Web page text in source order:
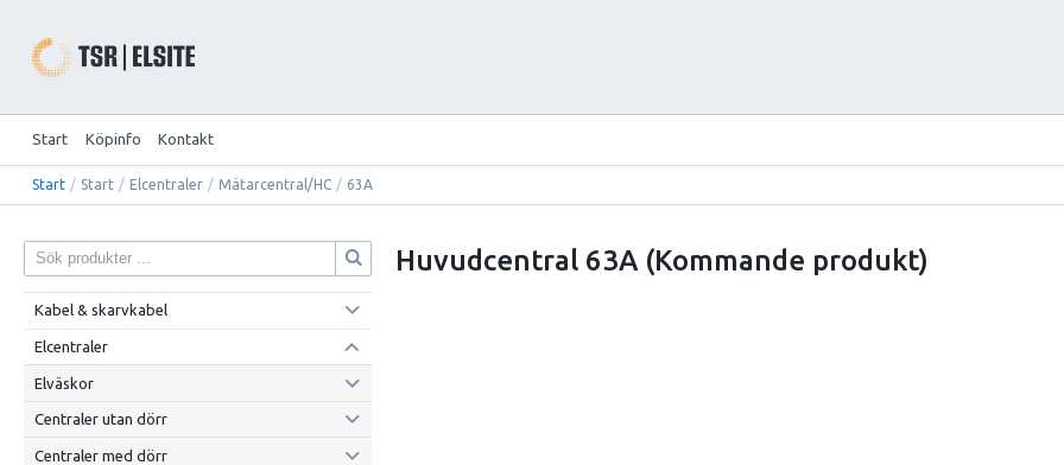
Start Köpinfo Kontakt
Start / Start / Elcentraler / Mätarcentral/HC / 63A
Kabel & skarvkabel
Elcentraler
Elväskor
Centraler utan dörr
Centraler med dörr
Huvudcentral 63A (Kommande produkt)